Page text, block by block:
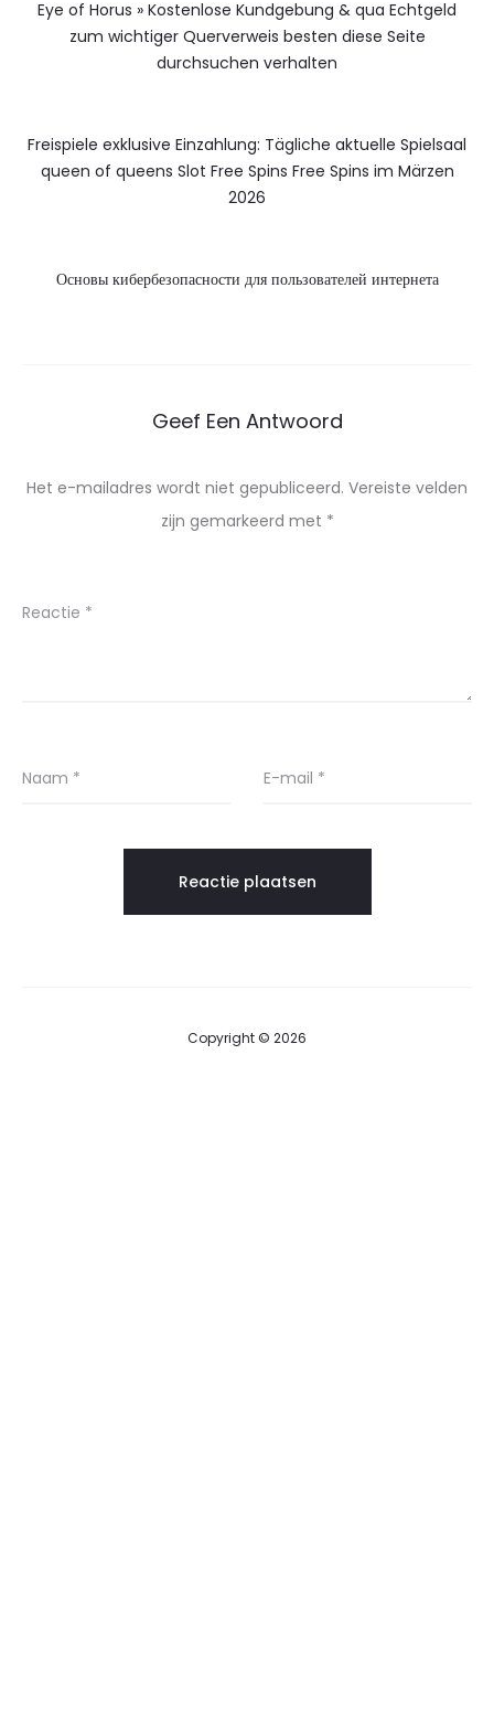
Eye of Horus » Kostenlose Kundgebung & qua Echtgeld
zum wichtiger Querverweis besten diese Seite
durchsuchen verhalten
Freispiele exklusive Einzahlung: Tägliche aktuelle Spielsaal
queen of queens Slot Free Spins Free Spins im Märzen
2026
Основы кибербезопасности для пользователей интернета
Geef Een Antwoord
Het e-mailadres wordt niet gepubliceerd. Vereiste velden
zijn gemarkeerd met *
Reactie *
Naam * E-mail *
Copyright © 2026